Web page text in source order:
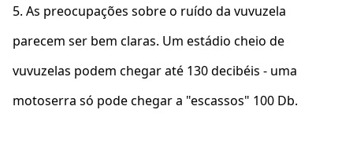
5. As preocupações sobre o ruído da vuvuzela
parecem ser bem claras. Um estádio cheio de
vuvuzelas podem chegar até 130 decibéis - uma
motoserra só pode chegar a "escassos" 100 Db.